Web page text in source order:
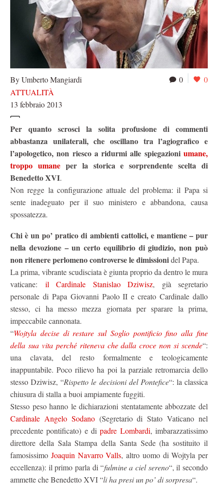
0 0
By Umberto Mangiardi
ATTUALITÀ
13 febbraio 2013
Per quanto scrosci la solita profusione di commenti
abbastanza unilaterali, che oscillano tra l’agiografico e
l’apologetico, non riesco a ridurmi alle spiegazioni umane,
troppo umaneper la storica e sorprendente scelta di
Benedetto XVI.
Non regge la configurazione attuale del problema: il Papa si
sente inadeguato per il suo ministero e abbandona, causa
spossatezza.
Chi è un po’ pratico di ambienti cattolici, e mantiene – pur
nella devozione – un certo equilibrio di giudizio,non può
non ritenere perlomeno controverse le dimissionidel Papa.
La prima, vibrante scudisciata è giunta proprio da dentro le mura
vaticane: il Cardinale Stanislao Dziwisz, già segretario
personale di Papa Giovanni Paolo II e creato Cardinale dallo
stesso, ci ha messo mezza giornata per sparare la prima,
impeccabile cannonata.
“Wojtyla decise di restare sul Soglio pontificio fino alla fine
della sua vita perché riteneva che dalla croce non si scende“:
una clavata, del resto formalmente e teologicamente
inappuntabile. Poco rilievo ha poi la parziale retromarcia dello
stesso Dziwisz, “Rispetto le decisioni del Pontefice“: la classica
chiusura di stalla a buoi ampiamente fuggiti.
Stesso peso hanno le dichiarazioni stentatamente abbozzate del
Cardinale Angelo Sodano(Segretario di Stato Vaticano nel
precedente pontificato) e dipadre Lombardi, imbarazzatissimo
direttore della Sala Stampa della Santa Sede (ha sostituito il
famosissimo Joaquin Navarro Valls, altro uomo di Wojtyla per
eccellenza): il primo parla di “fulmine a ciel sereno“, il secondo
ammette che Benedetto XVI “li ha presi un po’ di sorpresa“.